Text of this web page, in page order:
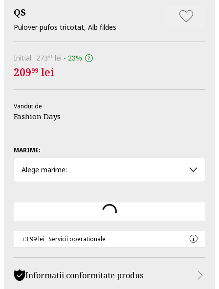
QS
Pulover pufos tricotat, Alb fildes
Initial: 27351 lei - 23%
20999 lei
Vandut de
Fashion Days
MARIME:
Alege marime:
+3,99 lei Servicii operationale
Informatii conformitate produs